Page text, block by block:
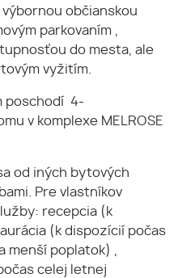
výbornou občianskou
parkovaním ,
do mesta, ale
vyžitím.
poschodí 4-
v komplexe MELROSE
od iných bytových
Pre vlastníkov
recepcia (k
(k dispozícií počas
poplatok) ,
celej letnej